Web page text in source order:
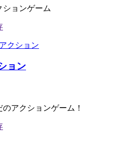
ションゲーム
ョン
アクションゲーム！